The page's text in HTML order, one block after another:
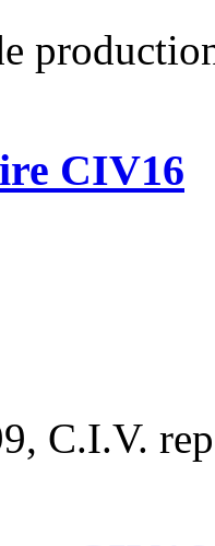
CIV16
C.I.V.